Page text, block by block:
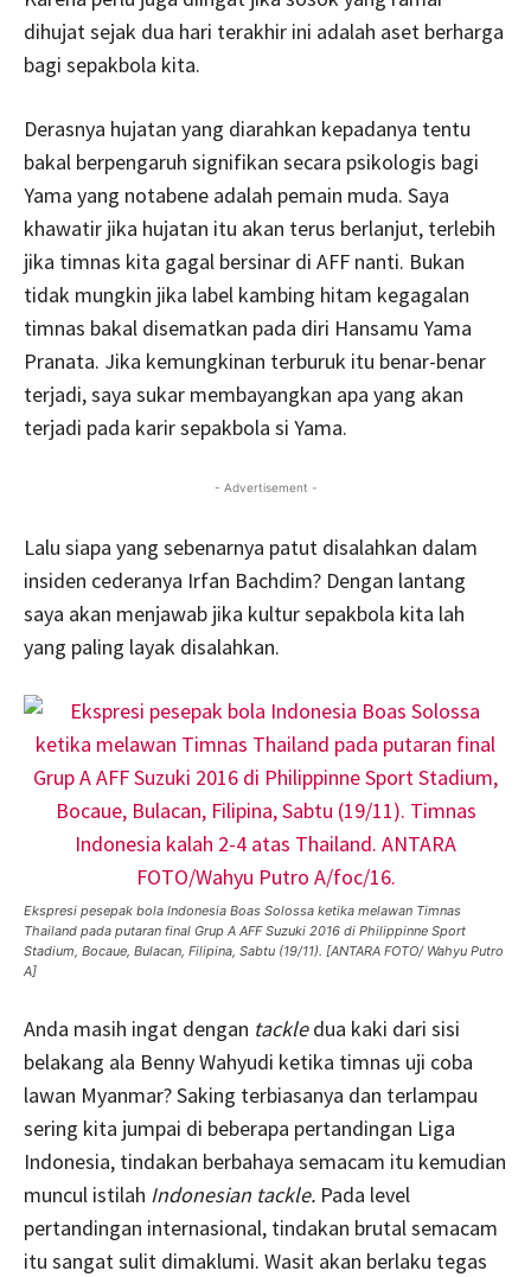
dihujat sejak dua hari terakhir ini adalah aset berharga
bagi sepakbola kita.
Derasnya hujatan yang diarahkan kepadanya tentu
bakal berpengaruh signifikan secara psikologis bagi
Yama yang notabene adalah pemain muda. Saya
khawatir jika hujatan itu akan terus berlanjut, terlebih
jika timnas kita gagal bersinar di AFF nanti. Bukan
tidak mungkin jika label kambing hitam kegagalan
timnas bakal disematkan pada diri Hansamu Yama
Pranata. Jika kemungkinan terburuk itu benar-benar
terjadi, saya sukar membayangkan apa yang akan
terjadi pada karir sepakbola si Yama.
- Advertisement -
Lalu siapa yang sebenarnya patut disalahkan dalam
insiden cederanya Irfan Bachdim? Dengan lantang
saya akan menjawab jika kultur sepakbola kita lah
yang paling layak disalahkan.
Ekspresi pesepak bola Indonesia Boas Solossa ketika melawan Timnas
Thailand pada putaran final Grup A AFF Suzuki 2016 di Philippinne Sport
Stadium, Bocaue, Bulacan, Filipina, Sabtu (19/11). [ANTARA FOTO/ Wahyu Putro
A]
Anda masih ingat dengan tackledua kaki dari sisi
belakang ala Benny Wahyudi ketika timnas uji coba
lawan Myanmar? Saking terbiasanya dan terlampau
sering kita jumpai di beberapa pertandingan Liga
Indonesia, tindakan berbahaya semacam itu kemudian
muncul istilah Indonesian tackle. Pada level
pertandingan internasional, tindakan brutal semacam
itu sangat sulit dimaklumi. Wasit akan berlaku tegas